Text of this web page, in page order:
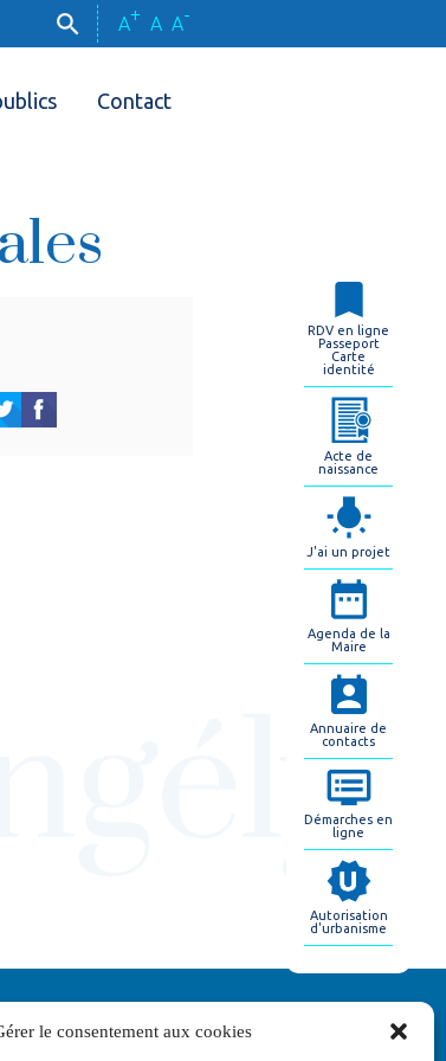
le consentement aux cookies
A+ A A-
Contact
RDV en ligne
Passeport
Carte
identité
Acte de
naissance
J'ai un projet
Agenda de la
Maire
Annuaire de
contacts
Démarches en
ligne
Autorisation
d'urbanisme